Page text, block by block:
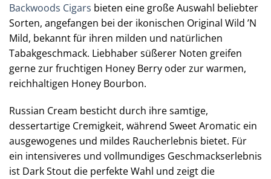
Backwoods Cigars bieten eine große Auswahl beliebter
Sorten, angefangen bei der ikonischen Original Wild ’N
Mild, bekannt für ihren milden und natürlichen
Tabakgeschmack. Liebhaber süßerer Noten greifen
gerne zur fruchtigen Honey Berry oder zur warmen,
reichhaltigen Honey Bourbon.
Russian Cream besticht durch ihre samtige,
dessertartige Cremigkeit, während Sweet Aromatic ein
ausgewogenes und mildes Raucherlebnis bietet. Für
ein intensiveres und vollmundiges Geschmackserlebnis
ist Dark Stout die perfekte Wahl und zeigt die